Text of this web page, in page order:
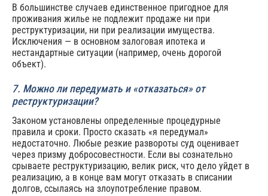
В большинстве случаев единственное пригодное для
проживания жилье не подлежит продаже ни при
реструктуризации, ни при реализации имущества.
Исключения — в основном залоговая ипотека и
нестандартные ситуации (например, очень дорогой
объект).
7. Можно ли передумать и «отказаться» от
реструктуризации?
Законом установлены определенные процедурные
правила и сроки. Просто сказать «я передумал»
недостаточно. Любые резкие развороты суд оценивает
через призму добросовестности. Если вы сознательно
срываете реструктуризацию, велик риск, что дело уйдет в
реализацию, а в конце вам могут отказать в списании
долгов, ссылаясь на злоупотребление правом.